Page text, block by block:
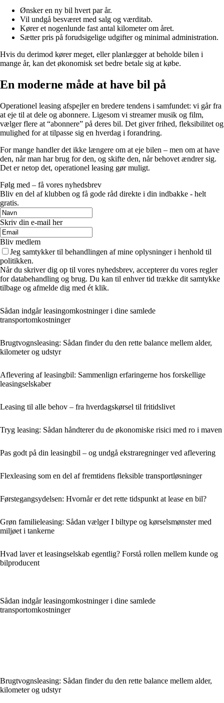
Ønsker en ny bil hvert par år.
Vil undgå besværet med salg og værditab.
Kører et nogenlunde fast antal kilometer om året.
Sætter pris på forudsigelige udgifter og minimal administration.
Hvis du derimod kører meget, eller planlægger at beholde bilen i
mange år, kan det økonomisk set bedre betale sig at købe.
En moderne måde at have bil på
Operationel leasing afspejler en bredere tendens i samfundet: vi går fra
at eje til at dele og abonnere. Ligesom vi streamer musik og film,
vælger flere at “abonnere” på deres bil. Det giver frihed, fleksibilitet og
mulighed for at tilpasse sig en hverdag i forandring.
For mange handler det ikke længere om at eje bilen – men om at have
den, når man har brug for den, og skifte den, når behovet ændrer sig.
Det er netop det, operationel leasing gør muligt.
Følg med – få vores nyhedsbrev
Bliv en del af klubben og få gode råd direkte i din indbakke - helt
gratis.
Skriv din e-mail her
Bliv medlem
Jeg samtykker til behandlingen af mine oplysninger i henhold til
politikken.
Når du skriver dig op til vores nyhedsbrev, accepterer du vores regler
for databehandling og brug. Du kan til enhver tid trække dit samtykke
tilbage og afmelde dig med ét klik.
Sådan indgår leasingomkostninger i dine samlede
transportomkostninger
Brugtvognsleasing: Sådan finder du den rette balance mellem alder,
kilometer og udstyr
Aflevering af leasingbil: Sammenlign erfaringerne hos forskellige
leasingselskaber
Leasing til alle behov – fra hverdagskørsel til fritidslivet
Tryg leasing: Sådan håndterer du de økonomiske risici med ro i maven
Pas godt på din leasingbil – og undgå ekstraregninger ved aflevering
Flexleasing som en del af fremtidens fleksible transportløsninger
Førstegangsydelsen: Hvornår er det rette tidspunkt at lease en bil?
Grøn familieleasing: Sådan vælger I biltype og kørselsmønster med
miljøet i tankerne
Hvad laver et leasingselskab egentlig? Forstå rollen mellem kunde og
bilproducent
Sådan indgår leasingomkostninger i dine samlede
transportomkostninger
Brugtvognsleasing: Sådan finder du den rette balance mellem alder,
kilometer og udstyr